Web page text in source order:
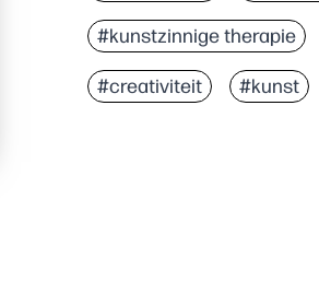
Herhalende
Ontwikkelt de fijne
Sparks praten over
#kunstzinnige therapie
#creativiteit #kunst